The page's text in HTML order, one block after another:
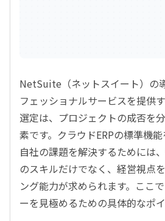
NetSuite（ネットスイート）の
フェッショナルサービスを提供
選定は、プロジェクトの成否を
素です。クラウドERPの標準機能
自社の課題を解決するためには
のスキルだけでなく、経営視点
ング能力が求められます。ここ
ーを見極めるための具体的なポ